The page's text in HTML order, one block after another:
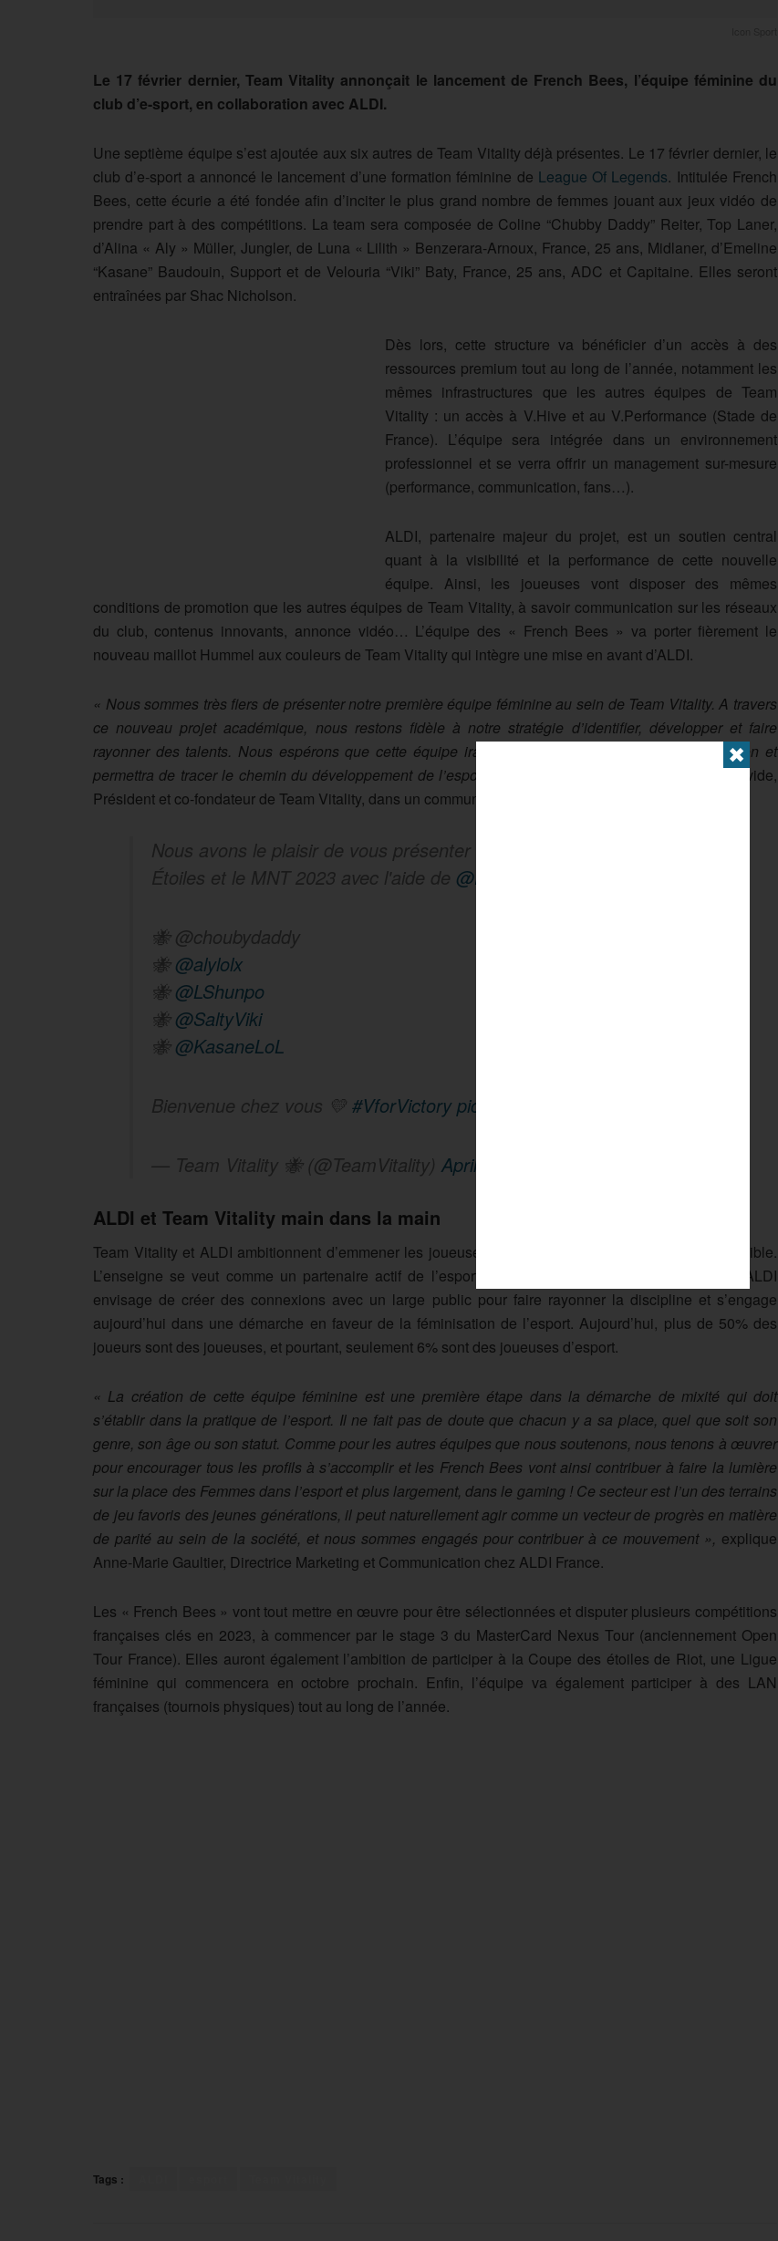
Le 17 février dernier, Team Vitality annonçait le lancement de French Bees, l’équipe féminine du
club d’e-sport, en collaboration avec ALDI.
Une septième équipe s’est ajoutée aux six autres de Team Vitality déjà présentes. Le 17 février dernier, le
club d’e-sport a annoncé le lancement d’une formation féminine de League Of Legends. Intitulée French
Bees, cette écurie a été fondée afin d’inciter le plus grand nombre de femmes jouant aux jeux vidéo de
prendre part à des compétitions. La team sera composée de Coline “Chubby Daddy” Reiter, Top Laner,
d’Alina « Aly » Müller, Jungler, de Luna « Lilith » Benzerara-Arnoux, France, 25 ans, Midlaner, d’Emeline
“Kasane” Baudouin, Support et de Velouria “Viki” Baty, France, 25 ans, ADC et Capitaine. Elles seront
entraînées par Shac Nicholson.
Dès lors, cette structure va bénéficier d’un accès à des
ressources premium tout au long de l’année, notamment les
mêmes infrastructures que les autres équipes de Team
Vitality : un accès à V.Hive et au V.Performance (Stade de
France). L’équipe sera intégrée dans un environnement
professionnel et se verra offrir un management sur-mesure
(performance, communication, fans…).
ALDI, partenaire majeur du projet, est un soutien central
quant à la visibilité et la performance de cette nouvelle
équipe. Ainsi, les joueuses vont disposer des mêmes
conditions de promotion que les autres équipes de Team Vitality, à savoir communication sur les réseaux
du club, contenus innovants, annonce vidéo… L’équipe des « French Bees » va porter fièrement le
nouveau maillot Hummel aux couleurs de Team Vitality qui intègre une mise en avant d’ALDI.
« Nous sommes très fiers de présenter notre première équipe féminine au sein de Team Vitality. A travers
ce nouveau projet académique, nous restons fidèle à notre stratégie d’identifier, développer et faire
rayonner des talents. Nous espérons que cette équipe ira le plus loin possible dans la compétition et
permettra de tracer le chemin du développement de l’esport féminin »
énumère Fabien « Neo » Devide,
Président et co-fondateur de Team Vitality, dans un communiqué de presse.
Nous avons le plaisir de vous présenter notre roster pour la Coupe des
Étoiles et le MNT 2023 avec l'aide de @Esport_Aldi
🐝 @choubydaddy
🐝@alylolx
🐝@LShunpo
🐝@SaltyViki
🐝@KasaneLoL
Bienvenue chez vous 💛 #VforVictory pic.twitter.com/Ch4yLv9Zee
— Team Vitality 🐝 (@TeamVitality) April 3, 2023
ALDI et Team Vitality main dans la main
Team Vitality et ALDI ambitionnent d’emmener les joueuses des « French Bees » le plus haut possible.
L’enseigne se veut comme un partenaire actif de l’esport et de son développement. De ce fait, ALDI
envisage de créer des connexions avec un large public pour faire rayonner la discipline et s’engage
aujourd’hui dans une démarche en faveur de la féminisation de l’esport. Aujourd’hui, plus de 50% des
joueurs sont des joueuses, et pourtant, seulement 6% sont des joueuses d’esport.
« La création de cette équipe féminine est une première étape dans la démarche de mixité qui doit
s’établir dans la pratique de l’esport. Il ne fait pas de doute que chacun y a sa place, quel que soit son
genre, son âge ou son statut. Comme pour les autres équipes que nous soutenons, nous tenons à œuvrer
pour encourager tous les profils à s’accomplir et les French Bees vont ainsi contribuer à faire la lumière
sur la place des Femmes dans l’esport et plus largement, dans le gaming ! Ce secteur est l’un des terrains
de jeu favoris des jeunes générations, il peut naturellement agir comme un vecteur de progrès en matière
de parité au sein de la société, et nous sommes engagés pour contribuer à ce mouvement », explique
Anne-Marie Gaultier, Directrice Marketing et Communication chez ALDI France.
Les « French Bees » vont tout mettre en œuvre pour être sélectionnées et disputer plusieurs compétitions
françaises clés en 2023, à commencer par le stage 3 du MasterCard Nexus Tour (anciennement Open
Tour France). Elles auront également l’ambition de participer à la Coupe des étoiles de Riot, une Ligue
féminine qui commencera en octobre prochain. Enfin, l’équipe va également participer à des LAN
françaises (tournois physiques) tout au long de l’année.
Tags :
✖